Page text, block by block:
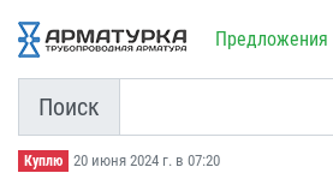
Предложения
Поиск
Куплю 20 июня 2024 г. в 07:20